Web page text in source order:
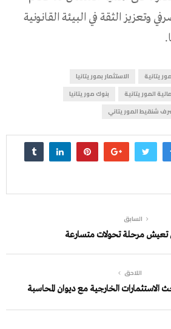
وتعزيز الثقة في البيئة القانونية
الاستثمار بموريتانيا
الموريتانية
بنوك موريتانيا
شنقيط الموريتاني
السابق
تعيش مرحلة تحولات متسارعة
اللاحق
الاستثمارات الخارجية مع ديوان المحاسبة